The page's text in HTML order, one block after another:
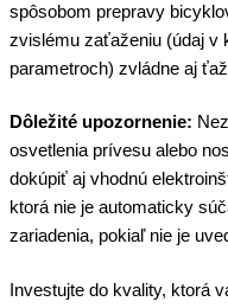
spôsobom prepravy
zvislému zaťaženiu (údaj v
parametroch) zvládne aj
Dôležité upozornenie:
osvetlenia prívesu alebo
dokúpiť aj vhodnú
ktorá nie je automaticky
zariadenia, pokiaľ nie je
Investujte do kvality, ktorá